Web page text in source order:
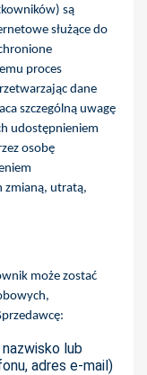
są
służące do
proces
dane
szczególną uwagę
udostępnieniem
osobę
zmianą, utratą,
może zostać
lub
adres e-mail)